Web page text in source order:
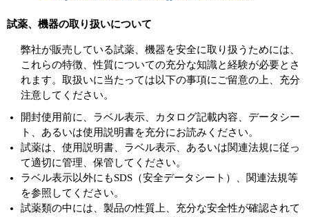
試薬、機器の取り扱いについて
弊社が販売している試薬、機器を安全に取り扱うためには、
これらの特徴、性質についての充分な知識と経験が必要とさ
れます。取扱いに当たっては以下の事項にご留意の上、充分
注意してください。
開封使用前に、ラベル表示、カタログ記載内容、データシー
ト、あるいは使用説明書を充分にお読みください。
試薬は、使用説明書、ラベル表示、あるいは関連法規に従っ
て適切に管理、保管してください。
ラベル表示以外にもSDS（安全データシート）、関連法規等
を参照してください。
試薬類の中には、製品の性質上、充分な安全性が確認されて